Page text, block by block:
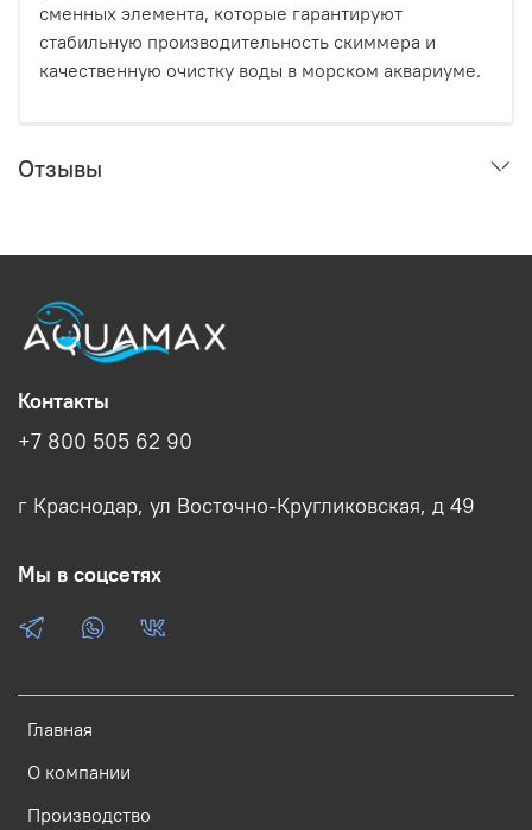
сменных элемента, которые гарантируют
стабильную производительность скиммера и
качественную очистку воды в морском аквариуме.
Отзывы
Главная
О компании
Производство
Контакты
+7 800 505 62 90
г Краснодар, ул Восточно-Кругликовская, д 49
Мы в соцсетях